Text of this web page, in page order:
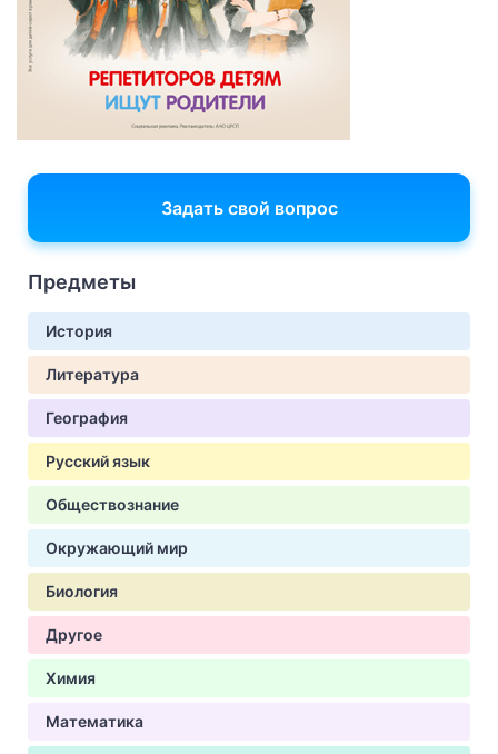
Задать свой вопрос
Предметы
История
Литература
География
Русский язык
Обществознание
Окружающий мир
Биология
Другое
Химия
Математика